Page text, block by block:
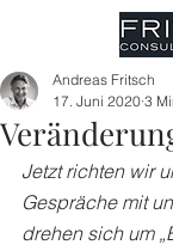
Andreas Fritsch
17. Juni 2020 3
Jetzt richten wir
Gespräche mit
drehen sich um